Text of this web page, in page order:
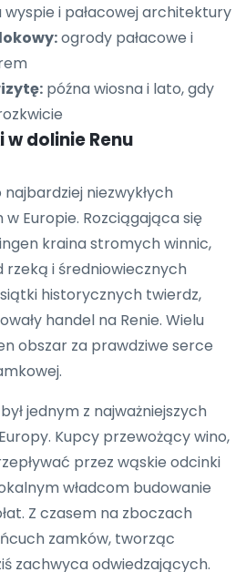
wyspie i pałacowej architektury
ogrody pałacowe i
późna wiosna i lato, gdy
w dolinie Renu
niezwykłych
Europie. Rozciągająca się
kraina stromych winnic,
rzeką i średniowiecznych
historycznych twierdz,
handel na Renie. Wielu
obszar za prawdziwe serce
jednym z najważniejszych
Kupcy przewożący wino,
przez wąskie odcinki
władcom budowanie
Z czasem na zboczach
zamków, tworząc
zachwyca odwiedzających.